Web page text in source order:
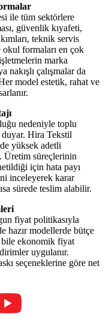
ile tüm sektörlere
güvenlik kıyafeti,
teknik servis
okul formaları en çok
marka
nakışlı çalışmalar da
model estetik, rahat ve
nedeniyle toplu
duyar. Hira Tekstil
yüksek adetli
Üretim süreçlerinin
için hata payı
inceleyerek karar
sürede teslim alabilir.
fiyat politikasıyla
hazır modellerde bütçe
bile ekonomik fiyat
uygulanır.
seçeneklerine göre net